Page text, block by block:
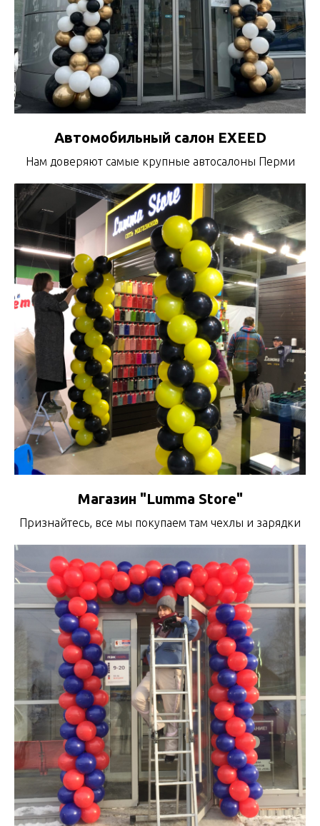
Автомобильный салон EXEED
Нам доверяют самые крупные автосалоны Перми
Магазин "Lumma Store"
Признайтесь, все мы покупаем там чехлы и зарядки